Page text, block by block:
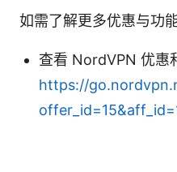
如需了解更多优惠与功
查看 NordVPN 优惠
https://